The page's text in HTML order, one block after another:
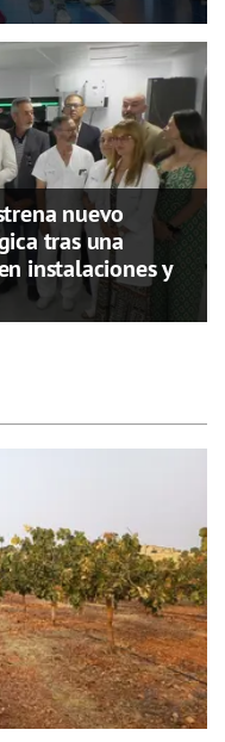
nuevo
tras una
instalaciones y